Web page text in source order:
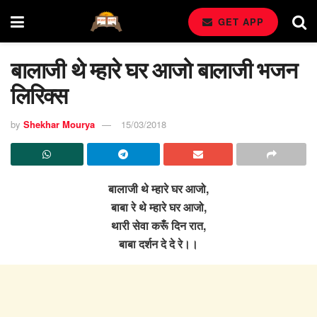
GET APP
बालाजी थे म्हारे घर आजो बालाजी भजन
लिरिक्स
by Shekhar Mourya 15/03/2018
बालाजी थे म्हारे घर आजो,
बाबा रे थे म्हारे घर आजो,
थारी सेवा करूँ दिन रात,
बाबा दर्शन दे दे रे।।